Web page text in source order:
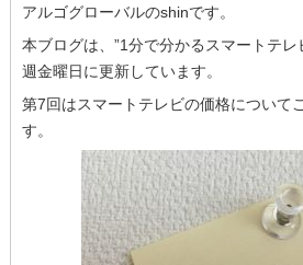
アルゴグローバルのshinです。
本ブログは、”1分で分かるスマートテ
週金曜日に更新しています。
第7回はスマートテレビの価格について
す。